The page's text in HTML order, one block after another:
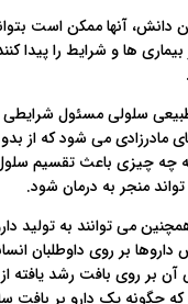
دانش، آنها ممکن است
ها و شرایط را پیدا
سلولی مسئول
مادرزادی می شود که از
چه چیزی باعث تقسیم
منجر به درمان شود.
می توانند به تولید
داروها بر روی داوطلبان
آن بر روی بافت رشد یافته
که چگونه یک دارو بر بافت